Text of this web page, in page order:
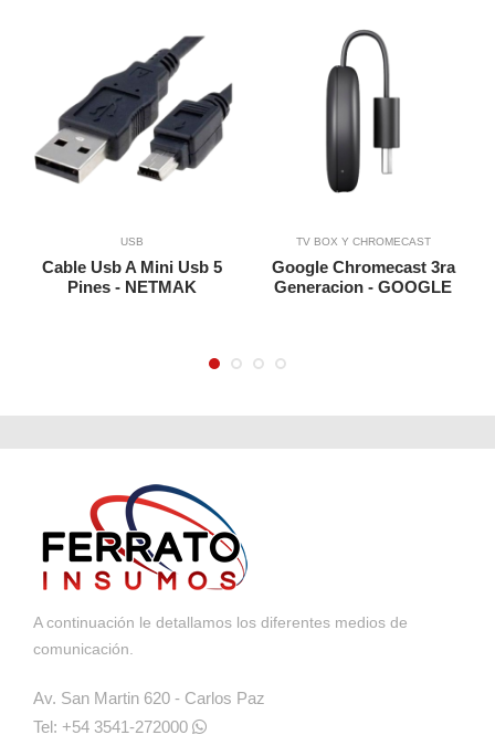
Agregar a Carrito
USB
Cable Usb A Mini Usb 5
Pines - NETMAK
Agregar a Carrito
TV BOX Y CHROMECAST
Google Chromecast 3ra
Generacion - GOOGLE
A continuación le detallamos los diferentes medios de
comunicación.
Av. San Martin 620 - Carlos Paz
Tel: +54 3541-272000